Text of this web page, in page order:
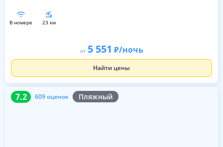
в номере 23 км
от 5 551 /ночь
Найти цены
7.2 609 оценок Пляжный
7.2 609 оценок